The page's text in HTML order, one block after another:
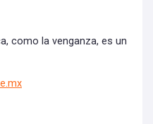
como la venganza, es un